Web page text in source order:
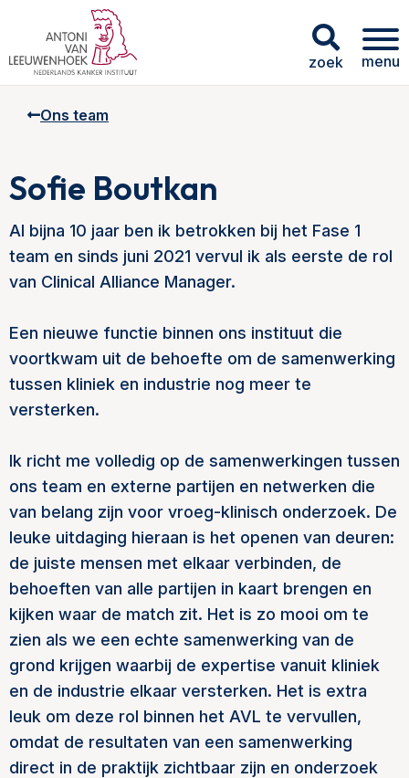
zoek menu
Ons team
Sofie Boutkan
Al bijna 10 jaar ben ik betrokken bij het Fase 1
team en sinds juni 2021 vervul ik als eerste de rol
van Clinical Alliance Manager.
Een nieuwe functie binnen ons instituut die
voortkwam uit de behoefte om de samenwerking
tussen kliniek en industrie nog meer te
versterken.
Ik richt me volledig op de samenwerkingen tussen
ons team en externe partijen en netwerken die
van belang zijn voor vroeg-klinisch onderzoek. De
leuke uitdaging hieraan is het openen van deuren:
de juiste mensen met elkaar verbinden, de
behoeften van alle partijen in kaart brengen en
kijken waar de match zit. Het is zo mooi om te
zien als we een echte samenwerking van de
grond krijgen waarbij de expertise vanuit kliniek
en de industrie elkaar versterken. Het is extra
leuk om deze rol binnen het AVL te vervullen,
omdat de resultaten van een samenwerking
direct in de praktijk zichtbaar zijn en onderzoek